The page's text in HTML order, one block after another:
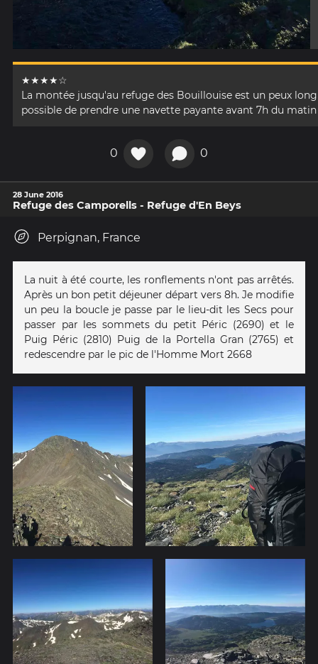
★★★★☆
La montée jusqu'au refuge des Bouillouise est un peux
possible de prendre une navette payante avant 7h du matin
0 0
28 June 2016
Refuge des Camporells - Refuge d'En Beys
Perpignan, France
La nuit à été courte, les ronflements n'ont pas arrêtés.
Après un bon petit déjeuner départ vers 8h. Je modifie
un peu la boucle je passe par le lieu-dit les Secs pour
passer par les sommets du petit Péric (2690) et le
Puig Péric (2810) Puig de la Portella Gran (2765) et
redescendre par le pic de l'Homme Mort 2668